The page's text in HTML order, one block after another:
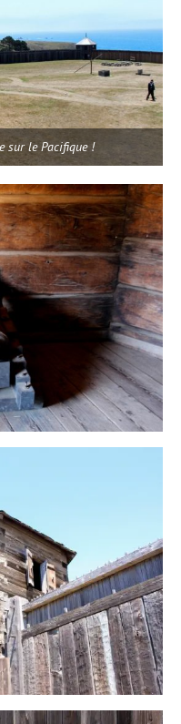
sur le Pacifique !